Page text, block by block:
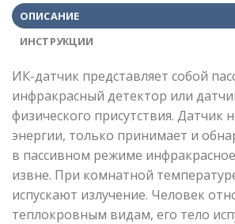
ОПИСАНИЕ
ИНСТРУКЦИИ
ИК-датчик представляет собой
инфракрасный детектор или
физического присутствия. Датчик
энергии, только принимает и
в пассивном режиме
извне. При комнатной
испускают излучение. Человек
теплокровным видам, его тело